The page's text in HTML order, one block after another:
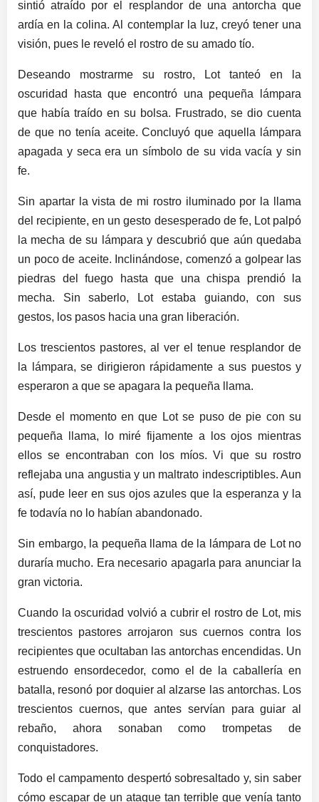
sintió atraído por el resplandor de una antorcha que
ardía en la colina. Al contemplar la luz, creyó tener una
visión, pues le reveló el rostro de su amado tío.
Deseando mostrarme su rostro, Lot tanteó en la
oscuridad hasta que encontró una pequeña lámpara
que había traído en su bolsa. Frustrado, se dio cuenta
de que no tenía aceite. Concluyó que aquella lámpara
apagada y seca era un símbolo de su vida vacía y sin
fe.
Sin apartar la vista de mi rostro iluminado por la llama
del recipiente, en un gesto desesperado de fe, Lot palpó
la mecha de su lámpara y descubrió que aún quedaba
un poco de aceite. Inclinándose, comenzó a golpear las
piedras del fuego hasta que una chispa prendió la
mecha. Sin saberlo, Lot estaba guiando, con sus
gestos, los pasos hacia una gran liberación.
Los trescientos pastores, al ver el tenue resplandor de
la lámpara, se dirigieron rápidamente a sus puestos y
esperaron a que se apagara la pequeña llama.
Desde el momento en que Lot se puso de pie con su
pequeña llama, lo miré fijamente a los ojos mientras
ellos se encontraban con los míos. Vi que su rostro
reflejaba una angustia y un maltrato indescriptibles. Aun
así, pude leer en sus ojos azules que la esperanza y la
fe todavía no lo habían abandonado.
Sin embargo, la pequeña llama de la lámpara de Lot no
duraría mucho. Era necesario apagarla para anunciar la
gran victoria.
Cuando la oscuridad volvió a cubrir el rostro de Lot, mis
trescientos pastores arrojaron sus cuernos contra los
recipientes que ocultaban las antorchas encendidas. Un
estruendo ensordecedor, como el de la caballería en
batalla, resonó por doquier al alzarse las antorchas. Los
trescientos cuernos, que antes servían para guiar al
rebaño, ahora sonaban como trompetas de
conquistadores.
Todo el campamento despertó sobresaltado y, sin saber
cómo escapar de un ataque tan terrible que venía tanto